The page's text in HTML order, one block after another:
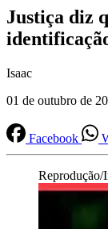
Justiça diz
Isaac
01 de outubro de
Facebook
Reprodução/